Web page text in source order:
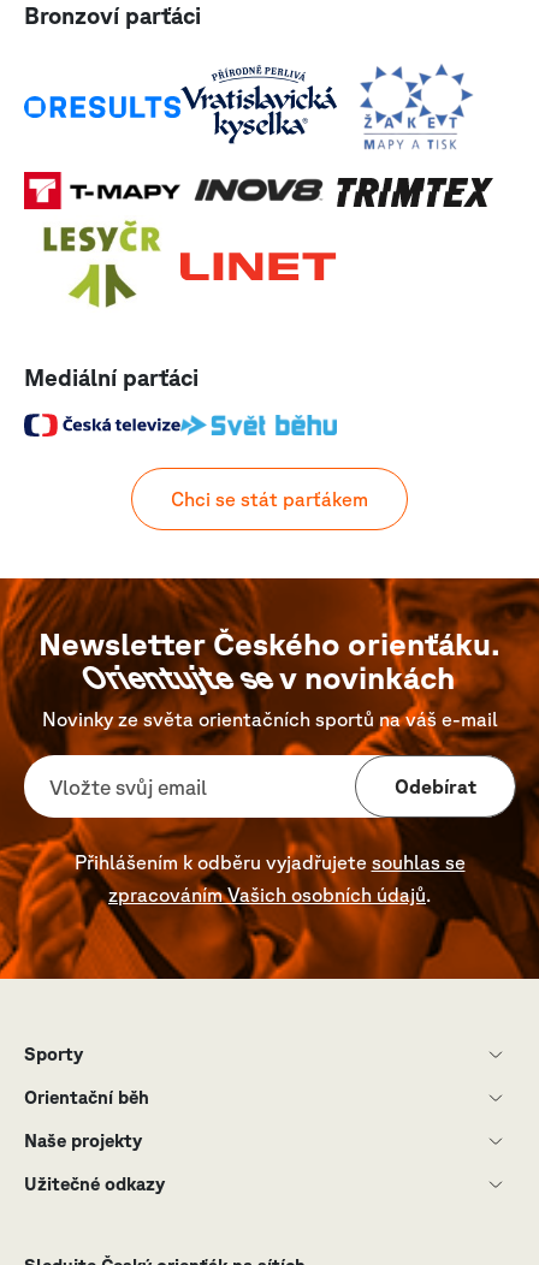
Bronzoví parťáci
Mediální parťáci
Chci se stát parťákem
Newsletter Českého orienťáku.
Orientujte sev novinkách
Novinky ze světa orientačních sportů na váš e-mail
Odebírat
Přihlášením k odběru vyjadřujete souhlas se
zpracováním Vašich osobních údajů.
Sporty
Orientační běh
Naše projekty
Užitečné odkazy